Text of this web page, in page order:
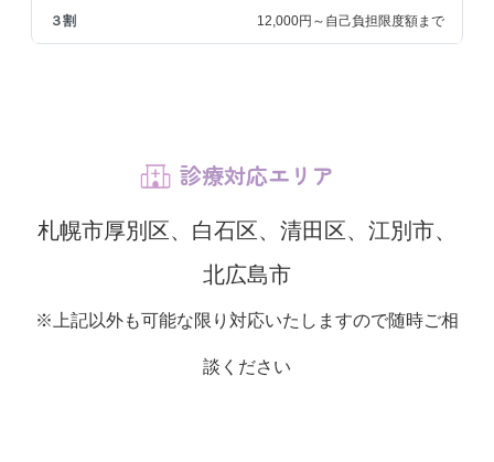
12,000円～自己負担限度額まで
診療対応エリア
札幌市厚別区、白石区、清田区、江別市、
北広島市
※上記以外も可能な限り対応いたしますので随時ご相
談ください